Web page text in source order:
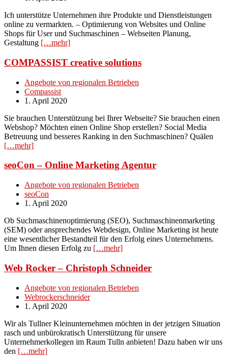
Ich unterstütze Unternehmen ihre Produkte und Dienstleistungen
online zu vermarkten. – Optimierung von Websites und Online
Shops für User und Suchmaschinen – Webseiten Planung,
Gestaltung […mehr]
COMPASSIST creative solutions
Angebote von regionalen Betrieben
Compassist
1. April 2020
Sie brauchen Unterstützung bei Ihrer Webseite? Sie brauchen einen
Webshop? Möchten einen Online Shop erstellen? Social Media
Betreuung und besseres Ranking in den Suchmaschinen? Quälen
[…mehr]
seoCon – Online Marketing Agentur
Angebote von regionalen Betrieben
seoCon
1. April 2020
Ob Suchmaschinenoptimierung (SEO), Suchmaschinenmarketing
(SEM) oder ansprechendes Webdesign, Online Marketing ist heute
eine wesentlicher Bestandteil für den Erfolg eines Unternehmens.
Um Ihnen diesen Erfolg zu […mehr]
Web Rocker – Christoph Schneider
Angebote von regionalen Betrieben
Webrockerschneider
1. April 2020
Wir als Tullner Kleinunternehmen möchten in der jetzigen Situation
rasch und unbürokratisch Unterstützung für unsere
Unternehmerkollegen im Raum Tulln anbieten! Dazu haben wir uns
den […mehr]